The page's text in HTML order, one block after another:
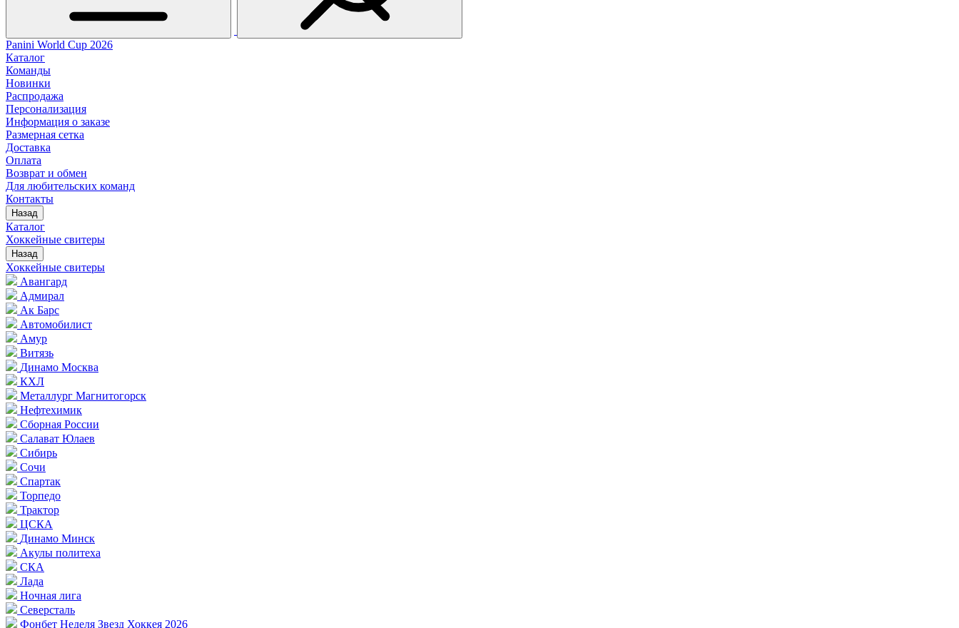
Panini World Cup 2026
Каталог
Команды
Новинки
Распродажа
Персонализация
Информация о заказе
Размерная сетка
Доставка
Оплата
Возврат и обмен
Для любительских команд
Контакты
Назад
Каталог
Хоккейные свитеры
Назад
Хоккейные свитеры
Авангард
Адмирал
Ак Барс
Автомобилист
Амур
Витязь
Динамо Москва
КХЛ
Металлург Магнитогорск
Нефтехимик
Сборная России
Салават Юлаев
Сибирь
Сочи
Спартак
Торпедо
Трактор
ЦСКА
Динамо Минск
Акулы политеха
СКА
Лада
Ночная лига
Северсталь
Фонбет Неделя Звезд Хоккея 2026